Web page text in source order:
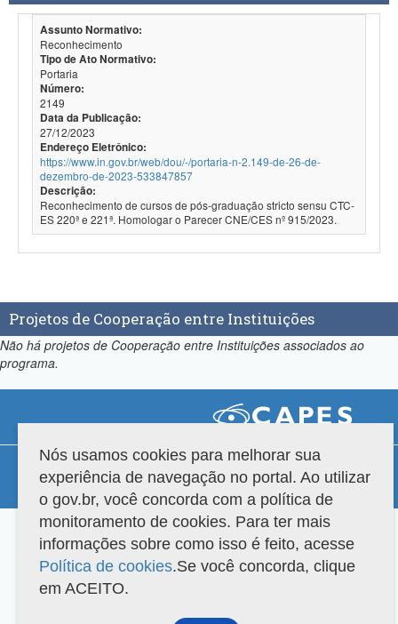
Assunto Normativo:
Reconhecimento
Tipo de Ato Normativo:
Portaria
Número:
2149
Data da Publicação:
27/12/2023
Endereço Eletrônico:
https://www.in.gov.br/web/dou/-/portaria-n-2.149-de-26-de-
dezembro-de-2023-533847857
Descrição:
Reconhecimento de cursos de pós-graduação stricto sensu CTC-
ES 220ª e 221ª. Homologar o Parecer CNE/CES nº 915/2023.
Projetos de Cooperação entre Instituições
Não há projetos de Cooperação entre Instituições associados ao
programa.
Compatibilidade
Versão do sistema: 3.88.9 Copyright 2022 Capes. Todos os direitos reservados.
Nós usamos cookies para melhorar sua
experiência de navegação no portal. Ao utilizar
o gov.br, você concorda com a política de
monitoramento de cookies. Para ter mais
informações sobre como isso é feito, acesse
Política de cookies.Se você concorda, clique
em ACEITO.